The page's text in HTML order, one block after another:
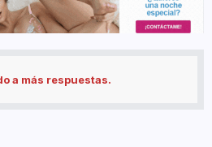
a más respuestas.